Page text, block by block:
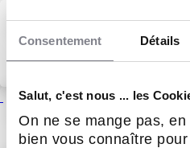
Consentement Détails
Salut, c'est nous ... les
On ne se mange pas,
bien vous connaître
Reportage
pousse les
atelier
Litha
portrait de
31 Juil 2026